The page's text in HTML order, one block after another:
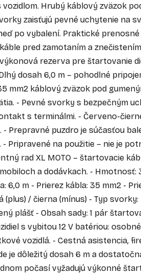
Hrubý káblový zväzok
zaisťujú pevné uchytenie na
po vybalení. Praktické
pred zamotaním a
rezerva pre štartovanie
dosah 6,0 m – pohodlné
mm2 káblový zväzok pod
- Pevné svorky s bezpečným
s terminálmi. - Červeno-
- Prepravné puzdro je súčasťou
- Pripravené na použitie – nie je
rad XL MOTO – štartovacie
a dodávkach. - Hmotnosť:
6,0 m - Prierez kábla: 35 mm2 -
(plus) / čierna (mínus) - Typ
plášť - Obsah sady: 1 pár
s vybitou 12 V batériou:
vozidlá. - Cestná asistencia,
je dôležitý dosah 6 m a
počasí vyžadujú výkonné